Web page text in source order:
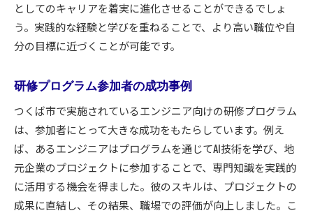
としてのキャリアを着実に進化させることができるでしょ
う。実践的な経験と学びを重ねることで、より高い職位や自
分の目標に近づくことが可能です。
研修プログラム参加者の成功事例
つくば市で実施されているエンジニア向けの研修プログラム
は、参加者にとって大きな成功をもたらしています。例え
ば、あるエンジニアはプログラムを通じてAI技術を学び、地
元企業のプロジェクトに参加することで、専門知識を実践的
に活用する機会を得ました。彼のスキルは、プロジェクトの
成果に直結し、その結果、職場での評価が向上しました。こ